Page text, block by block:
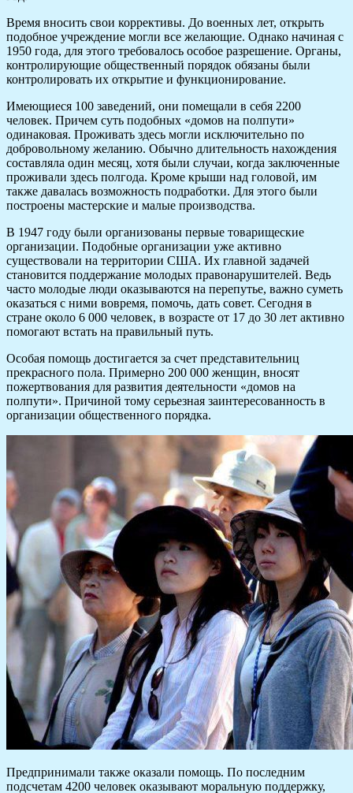
Время вносить свои коррективы. До военных лет, открыть
подобное учреждение могли все желающие. Однако начиная с
1950 года, для этого требовалось особое разрешение. Органы,
контролирующие общественный порядок обязаны были
контролировать их открытие и функционирование.
Имеющиеся 100 заведений, они помещали в себя 2200
человек. Причем суть подобных «домов на полпути»
одинаковая. Проживать здесь могли исключительно по
добровольному желанию. Обычно длительность нахождения
составляла один месяц, хотя были случаи, когда заключенные
проживали здесь полгода. Кроме крыши над головой, им
также давалась возможность подработки. Для этого были
построены мастерские и малые производства.
В 1947 году были организованы первые товарищеские
организации. Подобные организации уже активно
существовали на территории США. Их главной задачей
становится поддержание молодых правонарушителей. Ведь
часто молодые люди оказываются на перепутье, важно суметь
оказаться с ними вовремя, помочь, дать совет. Сегодня в
стране около 6 000 человек, в возрасте от 17 до 30 лет активно
помогают встать на правильный путь.
Особая помощь достигается за счет представительниц
прекрасного пола. Примерно 200 000 женщин, вносят
пожертвования для развития деятельности «домов на
полпути». Причиной тому серьезная заинтересованность в
организации общественного порядка.
Предпринимали также оказали помощь. По последним
подсчетам 4200 человек оказывают моральную поддержку,